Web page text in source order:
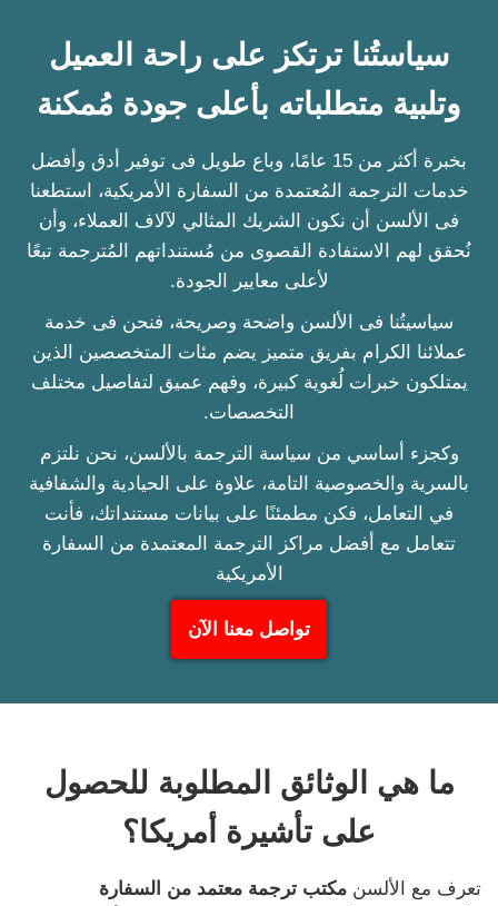
سياستُنا ترتكز على راحة العميل
وتلبية متطلباته بأعلى جودة مُمكنة
بخبرة أكثر من 15 عامًا، وباع طويل فى توفير أدق وأفضل
خدمات الترجمة المُعتمدة من السفارة الأمريكية، استطعنا
فى الألسن أن نكون الشريك المثالي لآلاف العملاء، وأن
نُحقق لهم الاستفادة القصوى من مُستنداتهم المُترجمة تبعًا
لأعلى معايير الجودة.
سياسيتُنا فى الألسن واضحة وصريحة، فنحن فى خدمة
عملائنا الكرام بفريق متميز يضم مئات المتخصصين الذين
يمتلكون خبرات لُغوية كبيرة، وفهم عميق لتفاصيل مختلف
التخصصات.
وكجزء أساسي من سياسة الترجمة بالألسن، نحن نلتزم
بالسرية والخصوصية التامة، علاوة على الحيادية والشفافية
في التعامل، فكن مطمئنًا على بيانات مستنداتك، فأنت
تتعامل مع أفضل مراكز الترجمة المعتمدة من السفارة
الأمريكية
تواصل معنا الآن
ما هي الوثائق المطلوبة للحصول
على تأشيرة أمريكا؟
تعرف مع الألسن مكتب ترجمة معتمد من السفارة